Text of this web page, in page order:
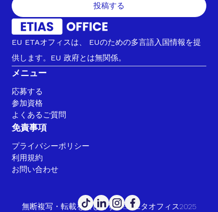
投稿する
EU ETAオフィスは、 EUのための多言語入国情報を提
供します。EU 政府とは無関係。
メニュー
応募する
参加資格
よくあるご質問
免責事項
プライバシーポリシー
利用規約
お問い合わせ
無断複写・転載を禁じます。EUエタオフィス2025